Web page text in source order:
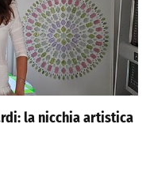
la nicchia artistica